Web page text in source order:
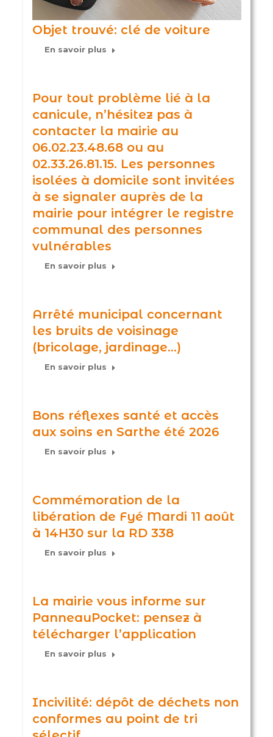
Objet trouvé: clé de voiture
En savoir plus
Pour tout problème lié à la
canicule, n’hésitez pas à
contacter la mairie au
06.02.23.48.68 ou au
02.33.26.81.15. Les personnes
isolées à domicile sont invitées
à se signaler auprès de la
mairie pour intégrer le registre
communal des personnes
vulnérables
En savoir plus
Arrêté municipal concernant
les bruits de voisinage
(bricolage, jardinage…)
En savoir plus
Bons réflexes santé et accès
aux soins en Sarthe été 2026
En savoir plus
Commémoration de la
libération de Fyé Mardi 11 août
à 14H30 sur la RD 338
En savoir plus
La mairie vous informe sur
PanneauPocket: pensez à
télécharger l’application
En savoir plus
Incivilité: dépôt de déchets non
conformes au point de tri